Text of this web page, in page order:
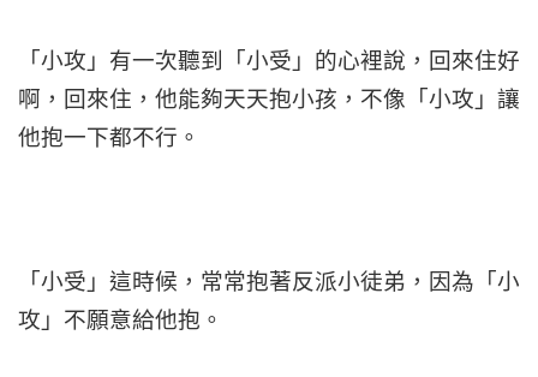
「小攻」有一次聽到「小受」的心裡說，回來住好
啊，回來住，他能夠天天抱小孩，不像「小攻」讓
他抱一下都不行。
「小受」這時候，常常抱著反派小徒弟，因為「小
攻」不願意給他抱。